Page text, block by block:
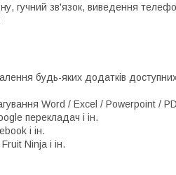
гучний зв'язок, виведення
будь-яких додатків
Word / Excel / Powerpoint /
перекладач і ін.
і ін.
Ninja і ін.